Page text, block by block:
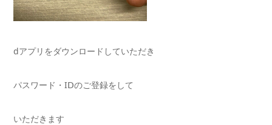
dアプリをダウンロードしていただき
パスワード・IⅮのご登録をして
いただきます